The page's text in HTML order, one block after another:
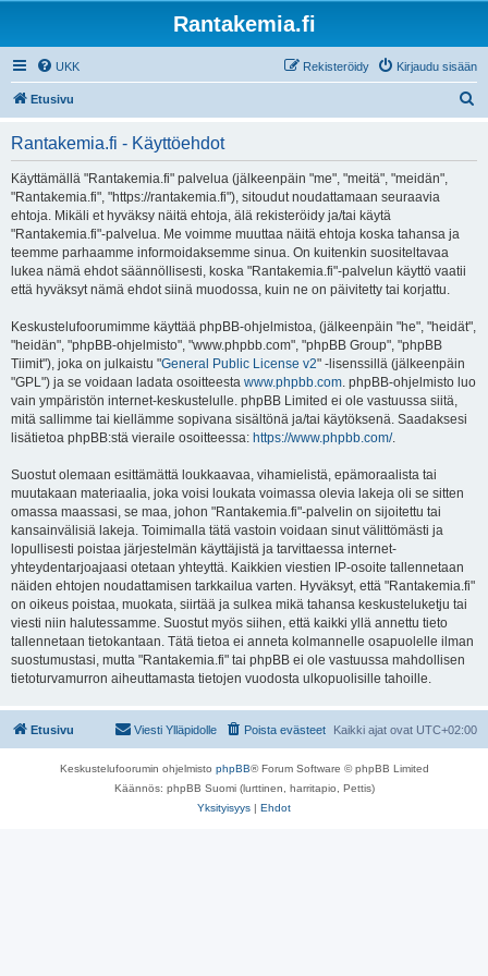
Rantakemia.fi
UKK Kirjaudu sisään
Rekisteröidy
Etusivu
Rantakemia.fi - Käyttöehdot
Käyttämällä "Rantakemia.fi" palvelua (jälkeenpäin "me", "meitä", "meidän",
"Rantakemia.fi", "https://rantakemia.fi"), sitoudut noudattamaan seuraavia
ehtoja. Mikäli et hyväksy näitä ehtoja, älä rekisteröidy ja/tai käytä
"Rantakemia.fi"-palvelua. Me voimme muuttaa näitä ehtoja koska tahansa ja
teemme parhaamme informoidaksemme sinua. On kuitenkin suositeltavaa
lukea nämä ehdot säännöllisesti, koska "Rantakemia.fi"-palvelun käyttö vaatii
että hyväksyt nämä ehdot siinä muodossa, kuin ne on päivitetty tai korjattu.
Keskustelufoorumimme käyttää phpBB-ohjelmistoa, (jälkeenpäin "he", "heidät",
"heidän", "phpBB-ohjelmisto", "www.phpbb.com", "phpBB Group", "phpBB
Tiimit"), joka on julkaistu "General Public License v2" -lisenssillä (jälkeenpäin
"GPL") ja se voidaan ladata osoitteesta www.phpbb.com. phpBB-ohjelmisto luo
vain ympäristön internet-keskustelulle. phpBB Limited ei ole vastuussa siitä,
mitä sallimme tai kiellämme sopivana sisältönä ja/tai käytöksenä. Saadaksesi
lisätietoa phpBB:stä vieraile osoitteessa: https://www.phpbb.com/.
Suostut olemaan esittämättä loukkaavaa, vihamielistä, epämoraalista tai
muutakaan materiaalia, joka voisi loukata voimassa olevia lakeja oli se sitten
omassa maassasi, se maa, johon "Rantakemia.fi"-palvelin on sijoitettu tai
kansainvälisiä lakeja. Toimimalla tätä vastoin voidaan sinut välittömästi ja
lopullisesti poistaa järjestelmän käyttäjistä ja tarvittaessa internet-
yhteydentarjoajaasi otetaan yhteyttä. Kaikkien viestien IP-osoite tallennetaan
näiden ehtojen noudattamisen tarkkailua varten. Hyväksyt, että "Rantakemia.fi"
on oikeus poistaa, muokata, siirtää ja sulkea mikä tahansa keskusteluketju tai
viesti niin halutessamme. Suostut myös siihen, että kaikki yllä annettu tieto
tallennetaan tietokantaan. Tätä tietoa ei anneta kolmannelle osapuolelle ilman
suostumustasi, mutta "Rantakemia.fi" tai phpBB ei ole vastuussa mahdollisen
tietoturvamurron aiheuttamasta tietojen vuodosta ulkopuolisille tahoille.
Etusivu Kaikki ajat ovat UTC+02:00
Poista evästeet
Viesti Ylläpidolle
Keskustelufoorumin ohjelmisto phpBB® Forum Software © phpBB Limited
Käännös: phpBB Suomi (lurttinen, harritapio, Pettis)
Yksityisyys | Ehdot